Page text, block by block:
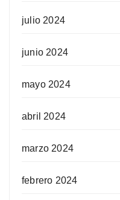
julio 2024
junio 2024
mayo 2024
abril 2024
marzo 2024
febrero 2024